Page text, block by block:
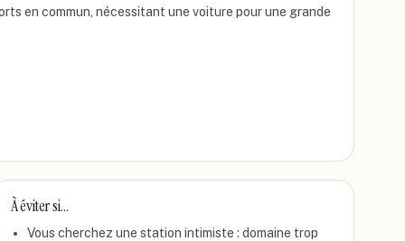
en commun, nécessitant une voiture pour une grande
À éviter si…
Vous cherchez une station intimiste : domaine trop